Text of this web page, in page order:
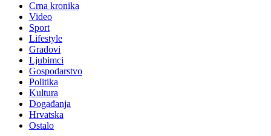
Crna kronika
Video
Sport
Lifestyle
Gradovi
Ljubimci
Gospodarstvo
Politika
Kultura
Događanja
Hrvatska
Ostalo